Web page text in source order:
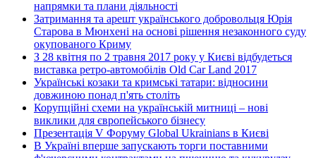
напрямки та плани діяльності
Затримання та арешт українського добровольця Юрія
Старова в Мюнхені на основі рішення незаконного суду
окупованого Криму
З 28 квітня по 2 травня 2017 року у Києві відбудеться
виставка ретро-автомобілів Old Car Land 2017
Українські козаки та кримські татари: відносини
довжиною понад п'ять століть
Корупційні схеми на українській митниці – нові
виклики для європейського бізнесу
Презентація V Форуму Global Ukrainians в Києві
В Україні вперше запускають торги поставними